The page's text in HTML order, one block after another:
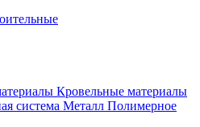
Кровельные материалы
система Металл Полимерное